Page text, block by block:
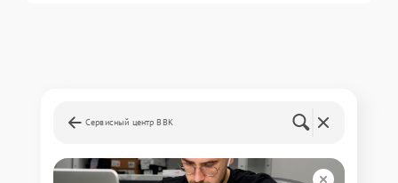
Сервисный центр BBK